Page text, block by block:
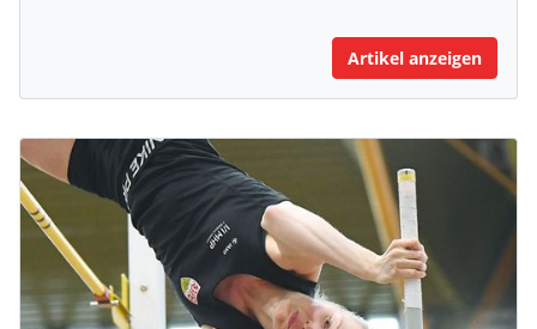
Artikel anzeigen